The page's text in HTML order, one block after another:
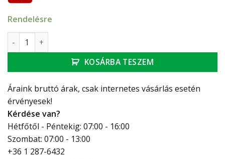
Rendelésre
Viega Prestabo átmeneti idom 35-1" KM mennyiség
KOSÁRBA TESZEM
Áraink bruttó árak, csak internetes vásárlás esetén
érvényesek!
Kérdése van?
Hétfőtől - Péntekig: 07:00 - 16:00
Szombat: 07:00 - 13:00
+36 1 287-6432